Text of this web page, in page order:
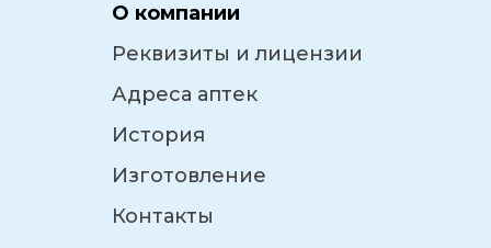
О компании
Реквизиты и лицензии
Адреса аптек
История
Изготовление
Контакты